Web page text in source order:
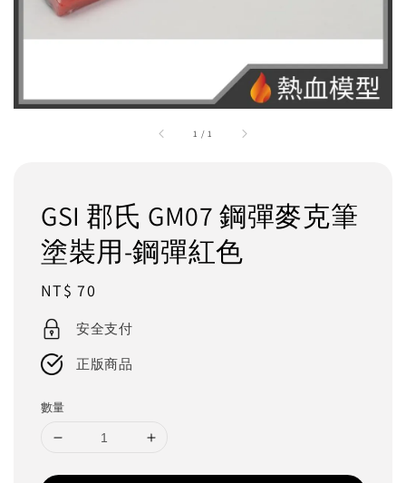
1 / 1
GSI 郡氏 GM07 鋼彈麥克筆
塗裝用-鋼彈紅色
Regular
price
NT$ 70
安全支付
正版商品
數量